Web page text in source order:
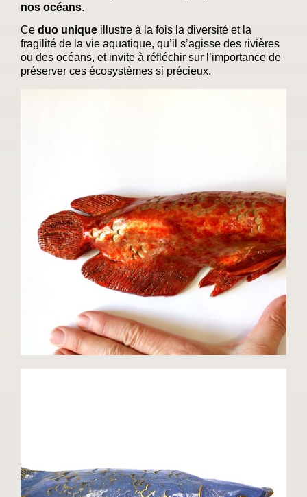
nos océans.
Ce duo unique illustre à la fois la diversité et la
fragilité de la vie aquatique, qu’il s’agisse des rivières
ou des océans, et invite à réfléchir sur l’importance de
préserver ces écosystèmes si précieux.